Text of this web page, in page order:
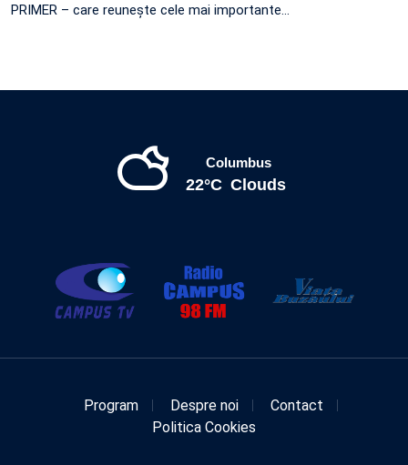
PRIMER – care reuneşte cele mai importante…
Columbus
22°C Clouds
Program Despre noi
Contact
Politica Cookies